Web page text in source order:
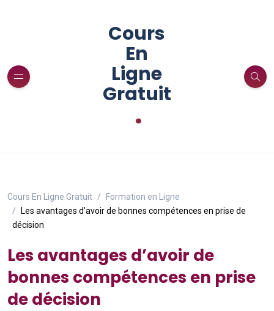
Cours
En
Ligne
Gratuit
.
Cours En Ligne Gratuit
Formation en Ligne
Les avantages d’avoir de bonnes compétences en prise de
décision
Les avantages d’avoir de
bonnes compétences en prise
de décision